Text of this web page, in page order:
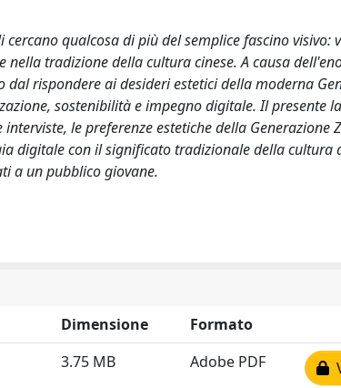
qualcosa di più del semplice fascino visivo:
tradizione della cultura cinese. A causa
rispondere ai desideri estetici della moderna
sostenibilità e impegno digitale. Il presente
le preferenze estetiche della Generazione
digitale con il significato tradizionale della cultura
a un pubblico giovane.
Dimensione
Formato
3.75 MB Adobe PDF